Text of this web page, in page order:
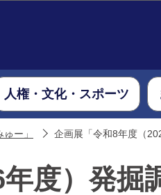
人権・文化・スポーツ
ー」 企画展「令和8年度（
度）発掘